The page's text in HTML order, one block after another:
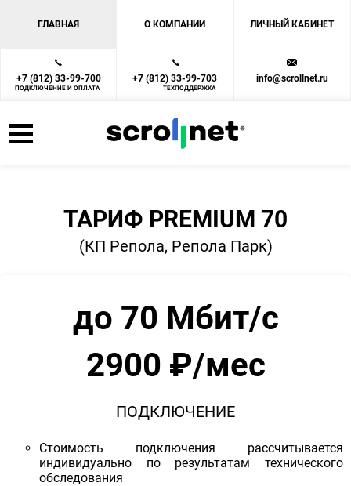
ГЛАВНАЯ О КОМПАНИИ ЛИЧНЫЙ КАБИНЕТ
+7 (812) 33-99-700
ПОДКЛЮЧЕНИЕ И ОПЛАТА
+7 (812) 33-99-703
ТЕХПОДДЕРЖКА
info@scrollnet.ru
ТАРИФ PREMIUM 70
(КП Репола, Репола Парк)
до 70 Мбит/с
2900 ₽/мес
ПОДКЛЮЧЕНИЕ
Стоимость подключения рассчитывается
индивидуально по результатам технического
обследования